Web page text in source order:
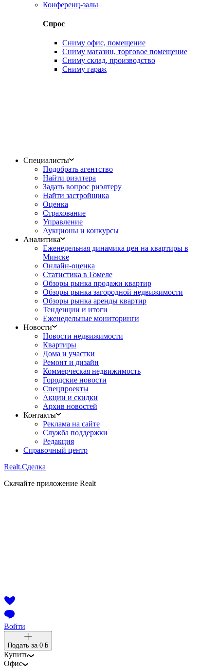
Конференц-залы
Спрос
Сниму офис, помещение
Сниму магазин, торговое помещение
Сниму склад, производство
Сниму гараж
Специалисты
Подобрать агентство
Найти риэлтера
Задать вопрос риэлтеру
Найти застройщика
Оценка
Страхование
Управление
Аукционы и конкурсы
Аналитика
Еженедельная динамика цен на квартиры в
Минске
Онлайн-оценка
Статистика в Гомеле
Обзоры рынка продажи квартир
Обзоры рынка загородной недвижимости
Обзоры рынка аренды квартир
Тенденции и итоги
Еженедельные мониторинги
Новости
Новости недвижимости
Квартиры
Дома и участки
Ремонт и дизайн
Коммерческая недвижимость
Городские новости
Спецпроекты
Акции и скидки
Архив новостей
Контакты
Реклама на сайте
Служба поддержки
Редакция
Справочный центр
Realt.Сделка
Скачайте приложение Realt
Войти
Подать за 0 ƃ
Купить
Офис